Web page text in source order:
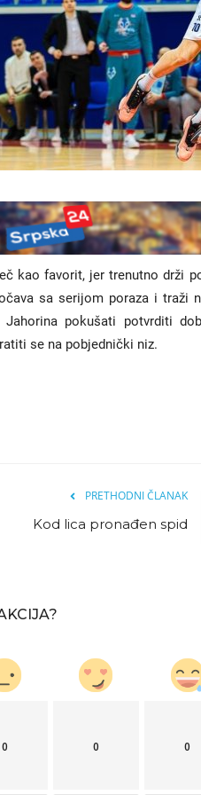
kao favorit, jer trenutno drži
sa serijom poraza i traži
pokušati potvrditi
se na pobjednički niz.
PRETHODNI ČLANAK
Kod lica pronađen spid
0 0 0